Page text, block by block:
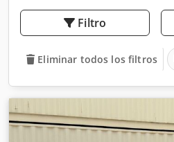
Filtro
Eliminar todos los filtros